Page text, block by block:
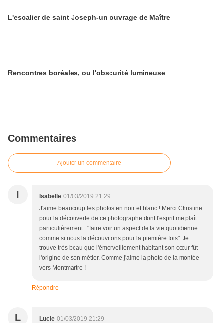
L'escalier de saint Joseph-un ouvrage de Maître
Rencontres boréales, ou l'obscurité lumineuse
Commentaires
Ajouter un commentaire
I Isabelle 01/03/2019 21:29
J'aime beaucoup les photos en noir et blanc ! Merci Christine
pour la découverte de ce photographe dont l'esprit me plaît
particulièrement : "faire voir un aspect de la vie quotidienne
comme si nous la découvrions pour la première fois". Je
trouve très beau que l'émerveillement habitant son cœur fût
l'origine de son métier. Comme j'aime la photo de la montée
vers Montmartre !
Répondre
L Lucie 01/03/2019 21:29